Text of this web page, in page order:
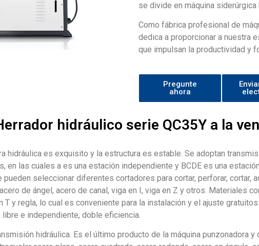
se divide en máquina
Como fábrica profesional de
dedica a proporcionar a nuestra
que impulsan la productividad y
Pregunte
ahora
hidráulico serie QC35Y a la
hidráulica es exquisito y la estructura es estable. Se adoptan
en las cuales a es una estación independiente y BCDE es una
seleccionar diferentes cortadores para cortar, perforar, cortar,
de ángel, acero de canal, viga en I, viga en Z y otros. Materiales
T y regla, lo cual es conveniente para la instalación y el ajuste
e independiente, doble eficiencia.
hidráulica. Es el último producto de la máquina punzonadora